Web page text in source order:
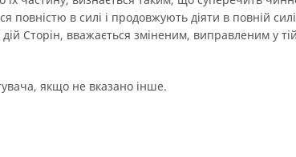
в силі і продовжують діяти в повній
Сторін, вважається зміненим, виправленим у
якщо не вказано інше.